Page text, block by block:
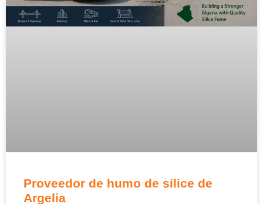
Proveedor de humo de sílice de
Argelia